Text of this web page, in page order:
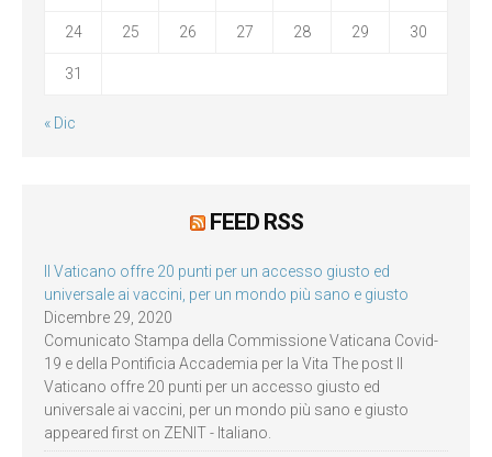
24 25 26 27 28 29 30
31
« Dic
FEED RSS
Il Vaticano offre 20 punti per un accesso giusto ed
universale ai vaccini, per un mondo più sano e giusto
Dicembre 29, 2020
Comunicato Stampa della Commissione Vaticana Covid-
19 e della Pontificia Accademia per la Vita The post Il
Vaticano offre 20 punti per un accesso giusto ed
universale ai vaccini, per un mondo più sano e giusto
appeared first on ZENIT - Italiano.